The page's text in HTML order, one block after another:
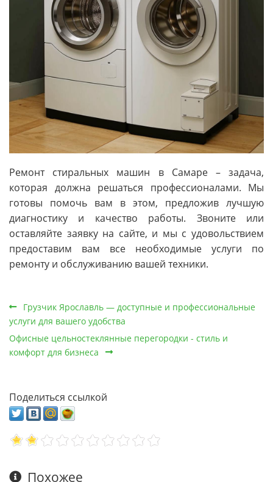
Ремонт стиральных машин в Самаре – задача,
которая должна решаться профессионалами. Мы
готовы помочь вам в этом, предложив лучшую
диагностику и качество работы. Звоните или
оставляйте заявку на сайте, и мы с удовольствием
предоставим вам все необходимые услуги по
ремонту и обслуживанию вашей техники.
Грузчик Ярославль — доступные и профессиональные
услуги для вашего удобства
Офисные цельностеклянные перегородки - стиль и
комфорт для бизнеса
Поделиться ссылкой
Похожее